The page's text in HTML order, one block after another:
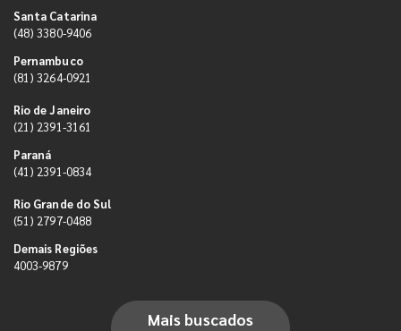
Santa Catarina
(48) 3380-9406
Pernambuco
(81) 3264-0921
Rio de Janeiro
(21) 2391-3161
Paraná
(41) 2391-0834
Rio Grande do Sul
(51) 2797-0488
Demais Regiões
4003-9879
Mais buscados